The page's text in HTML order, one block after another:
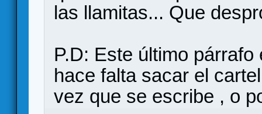
las llamitas... Que
P.D: Este último
hace falta sacar el
vez que se escribe , o